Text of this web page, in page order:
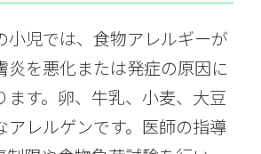
小児では、食物アレルギーが
炎を悪化または発症の原因に
ます。卵、牛乳、小麦、大豆
アレルゲンです。医師の指導